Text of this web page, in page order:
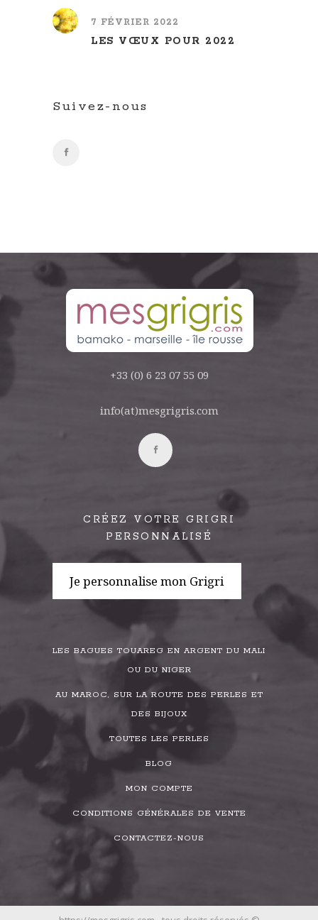
7 FÉVRIER 2022
LES VŒUX POUR 2022
Suivez-nous
+33 (0) 6 23 07 55 09
info(at)mesgrigris.com
CRÉEZ VOTRE GRIGRI
PERSONNALISÉ
Je personnalise mon Grigri
LES BAGUES TOUAREG EN ARGENT DU MALI
OU DU NIGER
AU MAROC, SUR LA ROUTE DES PERLES ET
DES BIJOUX
TOUTES LES PERLES
BLOG
MON COMPTE
CONDITIONS GÉNÉRALES DE VENTE
CONTACTEZ-NOUS